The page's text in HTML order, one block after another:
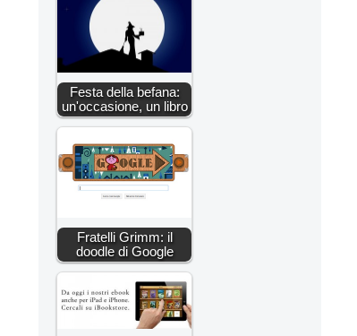
Festa della befana:
un'occasione, un libro
Fratelli Grimm: il
doodle di Google